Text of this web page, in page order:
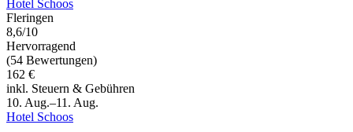
Hotel Schoos
Fleringen
8,6/10
Hervorragend
(54 Bewertungen)
162 €
inkl. Steuern & Gebühren
10. Aug.–11. Aug.
Hotel Schoos